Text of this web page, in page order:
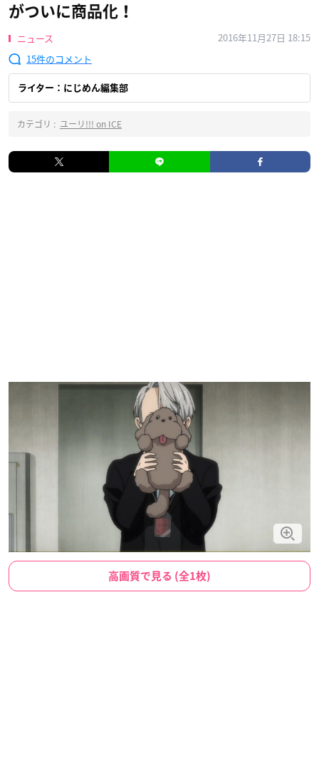
がついに商品化！
ニュース
2016年11月27日 18:15
15
ライター：にじめん編集部
カテゴリ : ユーリ!!! on ICE
高画質で見る (全1枚)